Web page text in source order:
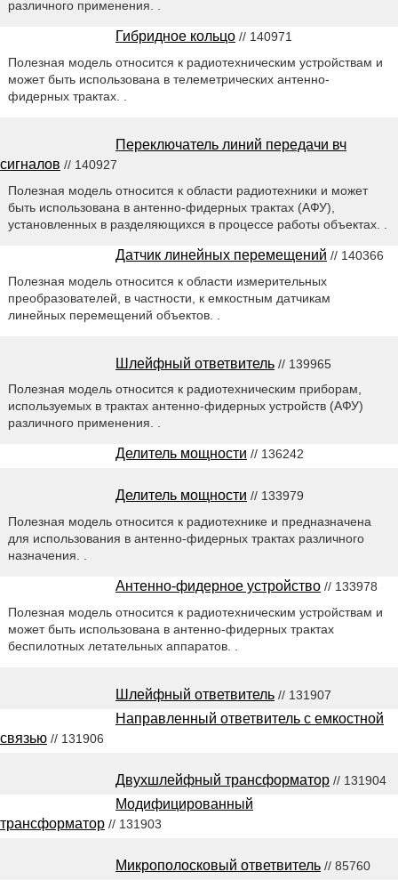
различного применения. .
Гибридное кольцо // 140971
Полезная модель относится к радиотехническим устройствам и
может быть использована в телеметрических антенно-
фидерных трактах. .
Переключатель линий передачи вч
сигналов // 140927
Полезная модель относится к области радиотехники и может
быть использована в антенно-фидерных трактах (АФУ),
установленных в разделяющихся в процессе работы объектах. .
Датчик линейных перемещений // 140366
Полезная модель относится к области измерительных
преобразователей, в частности, к емкостным датчикам
линейных перемещений объектов. .
Шлейфный ответвитель // 139965
Полезная модель относится к радиотехническим приборам,
используемых в трактах антенно-фидерных устройств (АФУ)
различного применения. .
Делитель мощности // 136242
Делитель мощности // 133979
Полезная модель относится к радиотехнике и предназначена
для использования в антенно-фидерных трактах различного
назначения. .
Антенно-фидерное устройство // 133978
Полезная модель относится к радиотехническим устройствам и
может быть использована в антенно-фидерных трактах
беспилотных летательных аппаратов. .
Шлейфный ответвитель // 131907
Направленный ответвитель с емкостной
связью // 131906
Двухшлейфный трансформатор // 131904
Модифицированный
трансформатор // 131903
Микрополосковый ответвитель // 85760